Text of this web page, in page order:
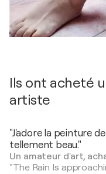
Ils ont acheté
artiste
"J'adore la peinture
tellement beau."
Un amateur d'art,
"The Rain Is